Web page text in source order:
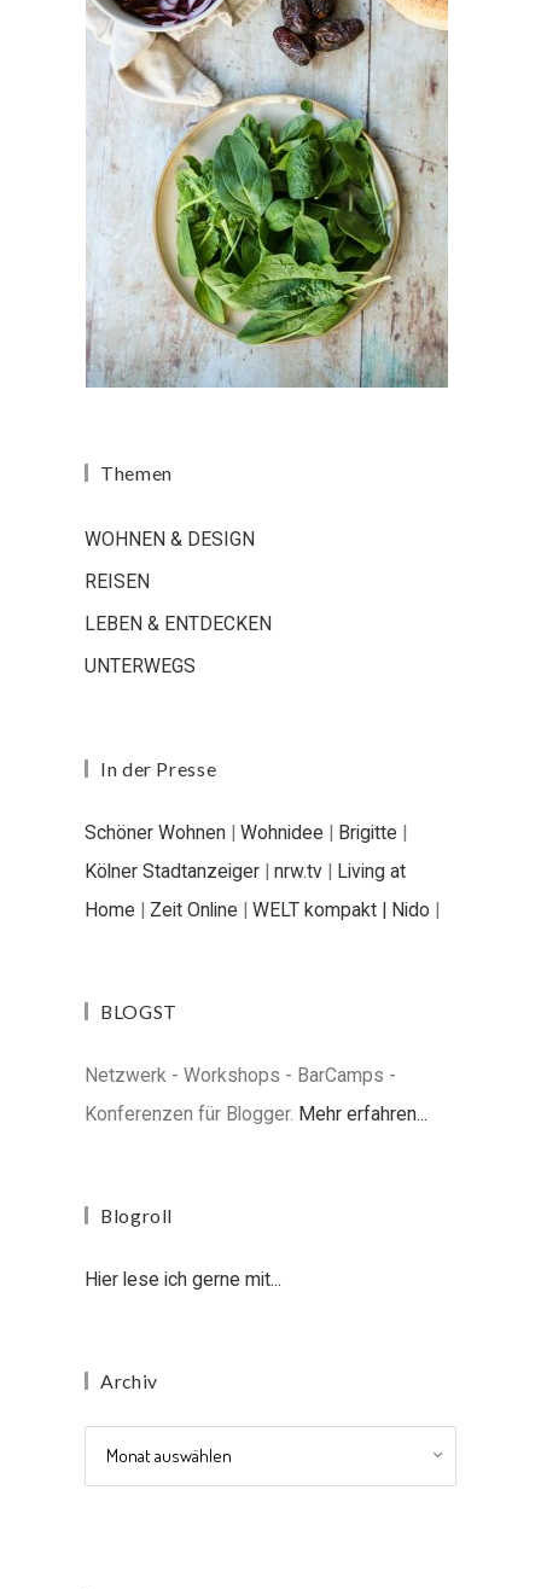
Themen
WOHNEN & DESIGN
REISEN
LEBEN & ENTDECKEN
UNTERWEGS
In der Presse
Schöner Wohnen | Wohnidee | Brigitte |
Kölner Stadtanzeiger | nrw.tv | Living at
Home | Zeit Online | WELT kompakt | Nido |
BLOGST
Netzwerk - Workshops - BarCamps -
Konferenzen für Blogger. Mehr erfahren...
Blogroll
Hier lese ich gerne mit...
Archiv